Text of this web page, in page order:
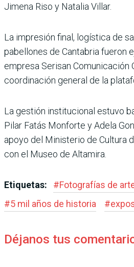
Jimena Riso y Natalia Villar.
La impresión final, logística de
pabellones de Cantabria fueron
empresa Serisan Comunicación
coordinación gene­ral de la
La gestión institucional estuvo
Pilar Fatás Mon­forte y Adela
apoyo del Ministerio de Cul­tura
con el Museo de Altamira.
Etiquetas: #Fotografías de
#5 mil años de historia #
Déjanos tus